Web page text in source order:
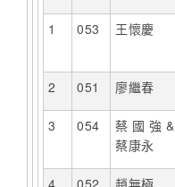
1 053 王懷慶
2 051 廖繼春
3 054
蔡國強&
蔡康永
4 052 趙無極